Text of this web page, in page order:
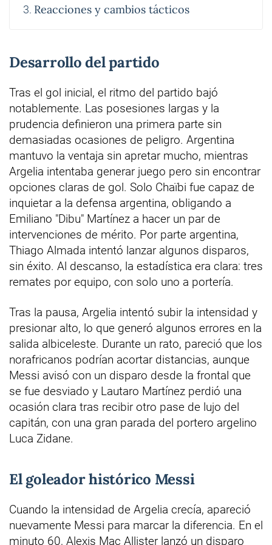
Reacciones y cambios tácticos
Desarrollo del partido
Tras el gol inicial, el ritmo del partido bajó
notablemente. Las posesiones largas y la
prudencia definieron una primera parte sin
demasiadas ocasiones de peligro. Argentina
mantuvo la ventaja sin apretar mucho, mientras
Argelia intentaba generar juego pero sin encontrar
opciones claras de gol. Solo Chaïbi fue capaz de
inquietar a la defensa argentina, obligando a
Emiliano "Dibu" Martínez a hacer un par de
intervenciones de mérito. Por parte argentina,
Thiago Almada intentó lanzar algunos disparos,
sin éxito. Al descanso, la estadística era clara: tres
remates por equipo, con solo uno a portería.
Tras la pausa, Argelia intentó subir la intensidad y
presionar alto, lo que generó algunos errores en la
salida albiceleste. Durante un rato, pareció que los
norafricanos podrían acortar distancias, aunque
Messi avisó con un disparo desde la frontal que
se fue desviado y Lautaro Martínez perdió una
ocasión clara tras recibir otro pase de lujo del
capitán, con una gran parada del portero argelino
Luca Zidane.
El goleador histórico Messi
Cuando la intensidad de Argelia crecía, apareció
nuevamente Messi para marcar la diferencia. En el
minuto 60, Alexis Mac Allister lanzó un disparo